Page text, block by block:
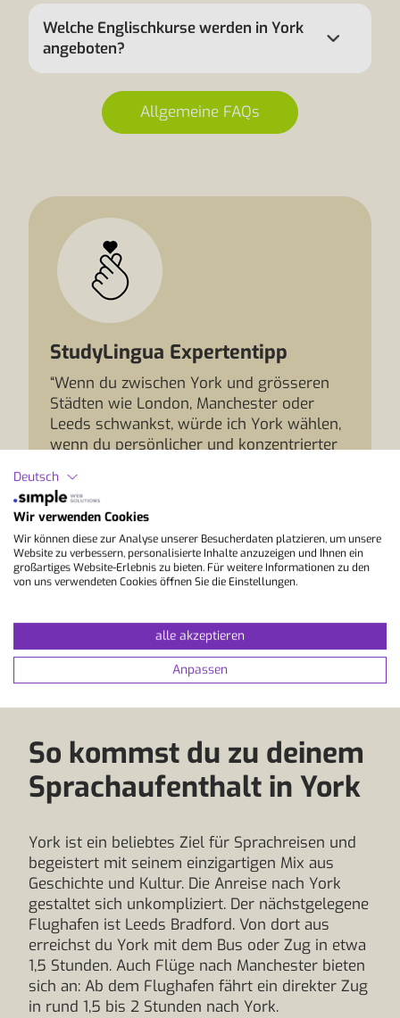
Welche Englischkurse werden in York
angeboten?
Allgemeine FAQs
StudyLingua Expertentipp
“Wenn du zwischen York und grösseren
Städten wie London, Manchester oder
Leeds schwankst, würde ich York wählen,
wenn du persönlicher und konzentrierter
leichter zu überblicken, bietet aber mit
Museen, Cafés, Stadtführungen und
Ausflügen in die Yorkshire Dales trotzdem
genug Abwechslung. Für deinen
Lernfortschritt kann diese Übersichtlichkeit
ein echter Vorteil sein, weil du schneller
So kommst du zu deinem
Sprachaufenthalt in York
York ist ein beliebtes Ziel für Sprachreisen und
begeistert mit seinem einzigartigen Mix aus
Geschichte und Kultur. Die Anreise nach York
gestaltet sich unkompliziert. Der nächstgelegene
Flughafen ist Leeds Bradford. Von dort aus
erreichst du York mit dem Bus oder Zug in etwa
1,5 Stunden. Auch Flüge nach Manchester bieten
sich an: Ab dem Flughafen fährt ein direkter Zug
in rund 1,5 bis 2 Stunden nach York.
Deutsch
Wir verwenden Cookies
Wir können diese zur Analyse unserer Besucherdaten platzieren, um unsere
Website zu verbessern, personalisierte Inhalte anzuzeigen und Ihnen ein
großartiges Website-Erlebnis zu bieten. Für weitere Informationen zu den
von uns verwendeten Cookies öffnen Sie die Einstellungen.
alle akzeptieren
Anpassen